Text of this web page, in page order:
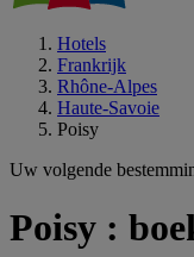
Hotels
Frankrijk
Rhône-Alpes
Haute-Savoie
Poisy
Uw volgende
Poisy :